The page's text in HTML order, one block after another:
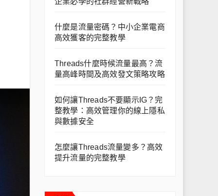
什麼是流量密碼？中小企業電商
高效獲客的完整教學
Threads什麼時候流量最高？流
量高峰時間及高效發文策略攻略
如何讓Threads不要顯示IG？完
整教學：高效管理你的線上隱私
與數據安全
怎麼讓Threads流量變多？高效
提升流量的完整教學